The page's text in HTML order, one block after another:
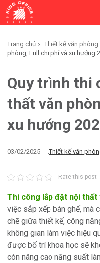
Trang chủ Thiết kế văn phòng
phòng, Full chi phí và xu hướng
Quy trình thi
thất văn
xu hướng
03/02/2025 .Thiết kế văn
Rate this post
Thi công lắp đặt nội thất
việc sắp xếp bàn ghế, mà
chẽ giữa thiết kế, công
không gian làm việc hiệu
được bố trí khoa học sẽ
còn nâng cao năng suất